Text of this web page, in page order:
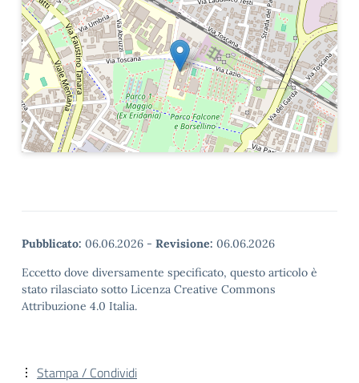
Pubblicato: 06.06.2026 - Revisione: 06.06.2026
Eccetto dove diversamente specificato, questo articolo è
stato rilasciato sotto Licenza Creative Commons
Attribuzione 4.0 Italia.
Stampa / Condividi